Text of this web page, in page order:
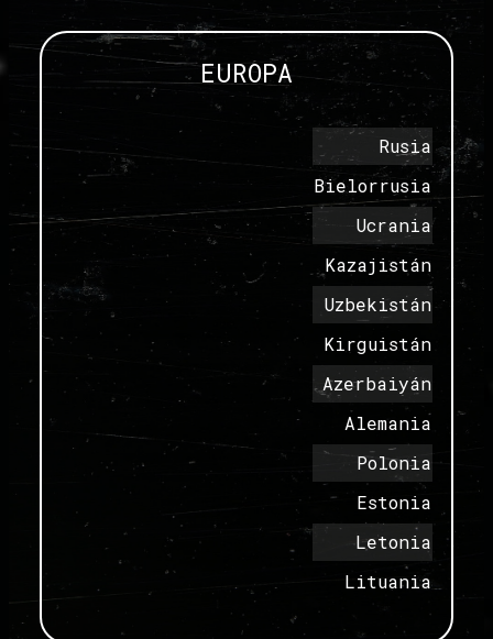
EUROPA
Rusia
Bielorrusia
Ucrania
Kazajistán
Uzbekistán
Kirguistán
Azerbaiyán
Alemania
Polonia
Estonia
Letonia
Lituania